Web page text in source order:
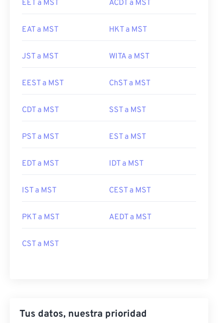
EET a MST ACDT a MST
EAT a MST HKT a MST
JST a MST WITA a MST
EEST a MST ChST a MST
CDT a MST SST a MST
PST a MST EST a MST
EDT a MST IDT a MST
IST a MST CEST a MST
PKT a MST AEDT a MST
CST a MST
Tus datos, nuestra prioridad